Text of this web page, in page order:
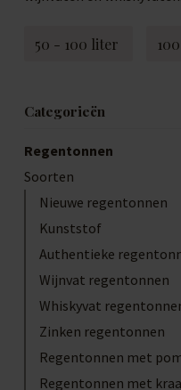
50 - 100 liter
Categorieën
Regentonnen
Soorten
Nieuwe regentonnen
Kunststof
Authentieke
Wijnvat regentonnen
Whiskyvat
Zinken regentonnen
Regentonnen met
Regentonnen met